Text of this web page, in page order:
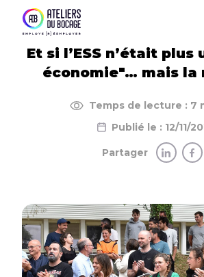
Et si l’ESS n’était
économie"… mais la
Temps de lecture : 7
Publié le : 12/11/
Partager
Panneau de gestion des cookies